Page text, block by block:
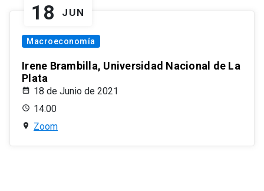
18 JUN
Macroeconomía
Irene Brambilla, Universidad Nacional de La
Plata
18 de Junio de 2021
14:00
Zoom